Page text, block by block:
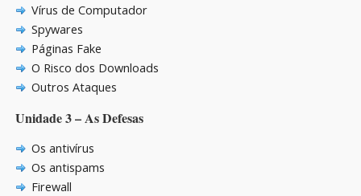
Vírus de Computador
Spywares
Páginas Fake
O Risco dos Downloads
Outros Ataques
Unidade 3 – As Defesas
Os antivírus
Os antispams
Firewall